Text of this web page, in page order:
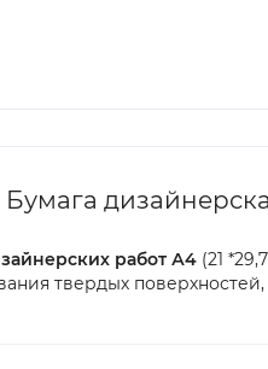
работ А4 (21
твердых